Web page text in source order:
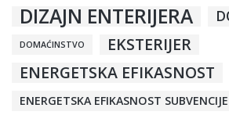
DIZAJN ENTERIJERA
DOMAĆINSTVO
EKSTERIJER
ENERGETSKA EFIKASNOST
ENERGETSKA EFIKASNOST SUBVENCIJE